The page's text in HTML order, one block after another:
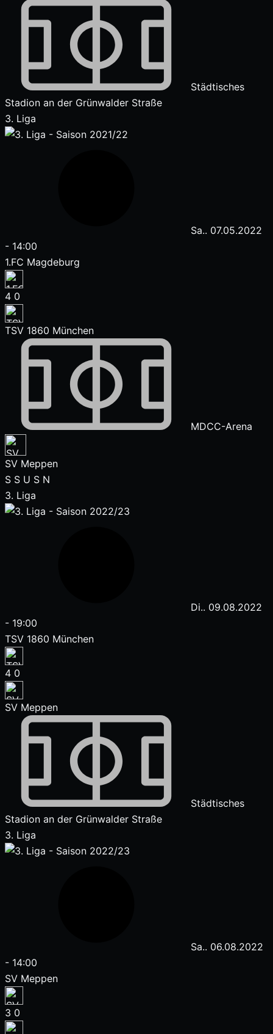
Städtisches
Stadion an der Grünwalder Straße
3. Liga
Sa.. 07.05.2022
- 14:00
1.FC Magdeburg
4 0
TSV 1860 München
MDCC-Arena
SV Meppen
S S U S N
3. Liga
Di.. 09.08.2022
- 19:00
TSV 1860 München
4 0
SV Meppen
Städtisches
Stadion an der Grünwalder Straße
3. Liga
Sa.. 06.08.2022
- 14:00
SV Meppen
3 0